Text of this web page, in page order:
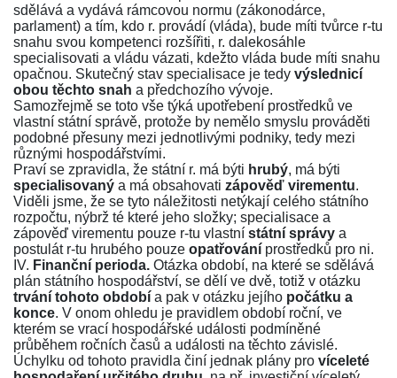
sdělává a vydává rámcovou normu (zákonodárce,
parlament) a tím, kdo r. provádí (vláda), bude míti tvůrce r-tu
snahu svou kompetenci rozšířiti, r. dalekosáhle
specialisovati a vládu vázati, kdežto vláda bude míti snahu
opačnou. Skutečný stav specialisace je tedy výslednicí
obou těchto snah a předchozího vývoje.
Samozřejmě se toto vše týká upotřebení prostředků ve
vlastní státní správě, protože by nemělo smyslu prováděti
podobné přesuny mezi jednotlivými podniky, tedy mezi
různými hospodářstvími.
Praví se zpravidla, že státní r. má býti hrubý, má býti
specialisovaný a má obsahovati zápověď virementu.
Viděli jsme, že se tyto náležitosti netýkají celého státního
rozpočtu, nýbrž té které jeho složky; specialisace a
zápověď virementu pouze r-tu vlastní státní správy a
postulát r-tu hrubého pouze opatřování prostředků pro ni.
IV. Finanční perioda. Otázka období, na které se sdělává
plán státního hospodářství, se dělí ve dvě, totiž v otázku
trvání tohoto období a pak v otázku jejího počátku a
konce. V onom ohledu je pravidlem období roční, ve
kterém se vrací hospodářské události podmíněné
průběhem ročních časů a události na těchto závislé.
Úchylku od tohoto pravidla činí jednak plány pro víceleté